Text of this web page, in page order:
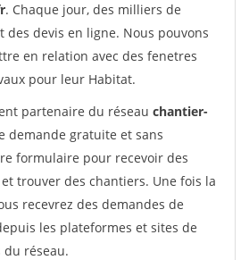
. Chaque jour, des milliers de
devis en ligne. Nous pouvons
en relation avec des fenetres
pour leur Habitat.
partenaire du réseau chantier-
demande gratuite et sans
formulaire pour recevoir des
trouver des chantiers. Une fois la
recevrez des demandes de
les plateformes et sites de
réseau.